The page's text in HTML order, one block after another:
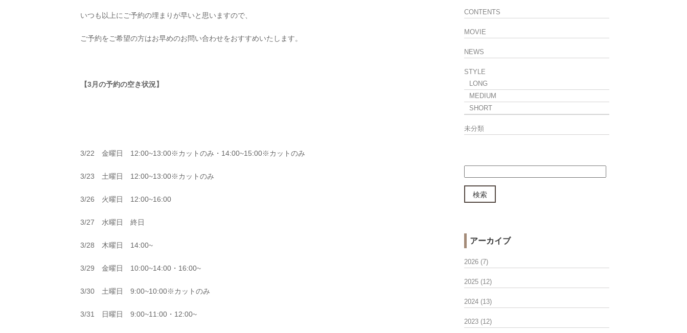
いつも以上にご予約の埋まりが早いと思いますので、
ご予約をご希望の方はお早めのお問い合わせをおすすめいたします。
【3月の予約の空き状況】
3/22 金曜日 12:00~13:00※カットのみ・14:00~15:00※カットのみ
3/23 土曜日 12:00~13:00※カットのみ
3/26 火曜日 12:00~16:00
3/27 水曜日 終日
3/28 木曜日 14:00~
3/29 金曜日 10:00~14:00・16:00~
3/30 土曜日 9:00~10:00※カットのみ
3/31 日曜日 9:00~11:00・12:00~
CONTENTS
MOVIE
NEWS
STYLE
LONG
MEDIUM
SHORT
未分類
アーカイブ
2026 (7)
2025 (12)
2024 (13)
2023 (12)